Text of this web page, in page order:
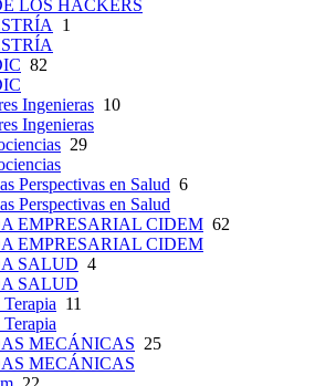
LOS HACKERS
1
82
Ingenieras 10
Ingenieras
29
Perspectivas en Salud 6
Perspectivas en Salud
EMPRESARIAL CIDEM 62
EMPRESARIAL CIDEM
SALUD 4
SALUD
11
MECÁNICAS 25
MECÁNICAS